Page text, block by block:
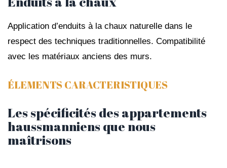
Application d’enduits à la chaux naturelle dans le
respect des techniques traditionnelles. Compatibilité
avec les matériaux anciens des murs.
ÉLEMENTS CARACTERISTIQUES
Les spécificités des appartements
haussmanniens que nous
maîtrisons